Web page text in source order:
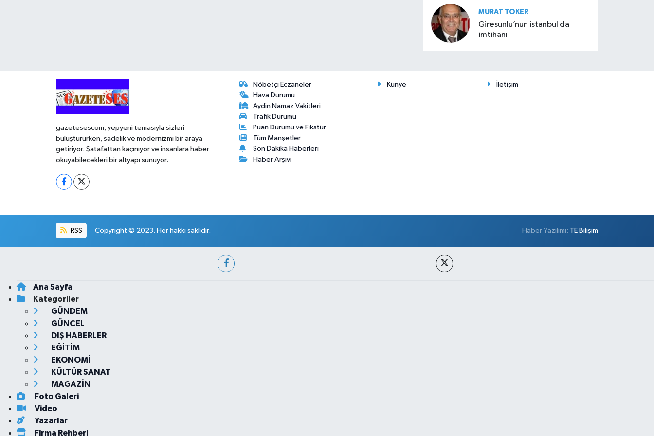
MURAT TOKER
Giresunlu’nun istanbul da
imtihanı
gazetesescom, yepyeni temasıyla sizleri
buluştururken, sadelik ve modernizmi bir araya
getiriyor. Şatafattan kaçınıyor ve insanlara haber
okuyabilecekleri bir altyapı sunuyor.
Nöbetçi Eczaneler
Hava Durumu
Aydin Namaz Vakitleri
Trafik Durumu
Puan Durumu ve Fikstür
Tüm Manşetler
Son Dakika Haberleri
Haber Arşivi
Künye İletişim
RSS Copyright © 2023. Her hakkı saklıdır. Haber Yazılımı: TE Bilişim
Ana Sayfa
Kategoriler
GÜNDEM
GÜNCEL
DIŞ HABERLER
EĞİTİM
EKONOMİ
KÜLTÜR SANAT
MAGAZİN
Foto Galeri
Video
Yazarlar
Firma Rehberi